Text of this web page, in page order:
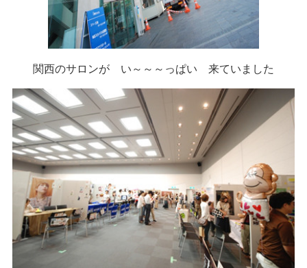
関西のサロンが い～～～っぱい 来ていました